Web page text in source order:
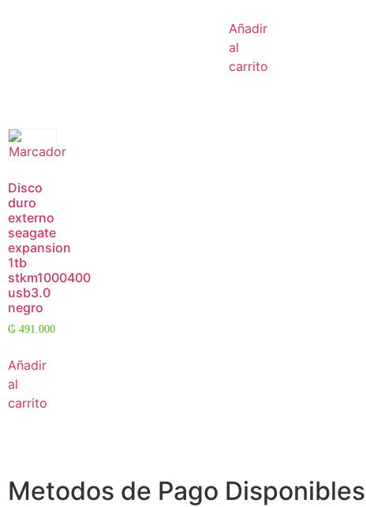
Añadir
al
carrito
Disco
duro
externo
seagate
expansion
1tb
stkm1000400
usb3.0
negro
₲ 491.000
Añadir
al
carrito
Metodos de Pago Disponibles